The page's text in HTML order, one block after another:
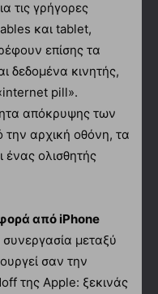
τις γρήγορες
και tablet,
επίσης τα
δεδομένα κινητής,
pill».
απόκρυψης των
αρχική οθόνη, τα
ολισθητής
από iPhone
μεταξύ
σαν την
της Apple: ξεκινάς